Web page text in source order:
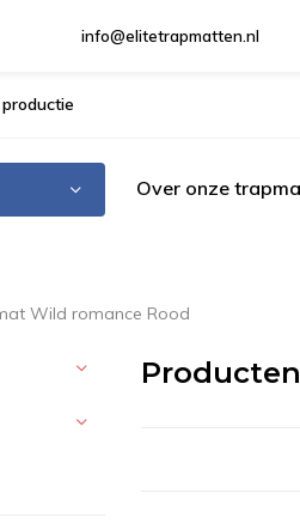
info@elitetrapmatten.nl
Over onze
Wild romance Rood